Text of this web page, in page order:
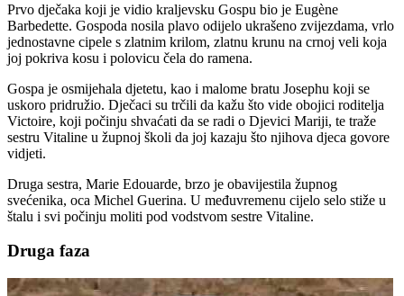
Prvo dječaka koji je vidio kraljevsku Gospu bio je Eugène
Barbedette. Gospoda nosila plavo odijelo ukrašeno zvijezdama, vrlo
jednostavne cipele s zlatnim krilom, zlatnu krunu na crnoj veli koja
joj pokriva kosu i polovicu čela do ramena.
Gospa je osmijehala djetetu, kao i malome bratu Josephu koji se
uskoro pridružio. Dječaci su trčili da kažu što vide obojici roditelja
Victoire, koji počinju shvaćati da se radi o Djevici Mariji, te traže
sestru Vitaline u župnoj školi da joj kazaju što njihova djeca govore
vidjeti.
Druga sestra, Marie Edouarde, brzo je obavijestila župnog
svećenika, oca Michel Guerina. U međuvremenu cijelo selo stiže u
štalu i svi počinju moliti pod vodstvom sestre Vitaline.
Druga faza